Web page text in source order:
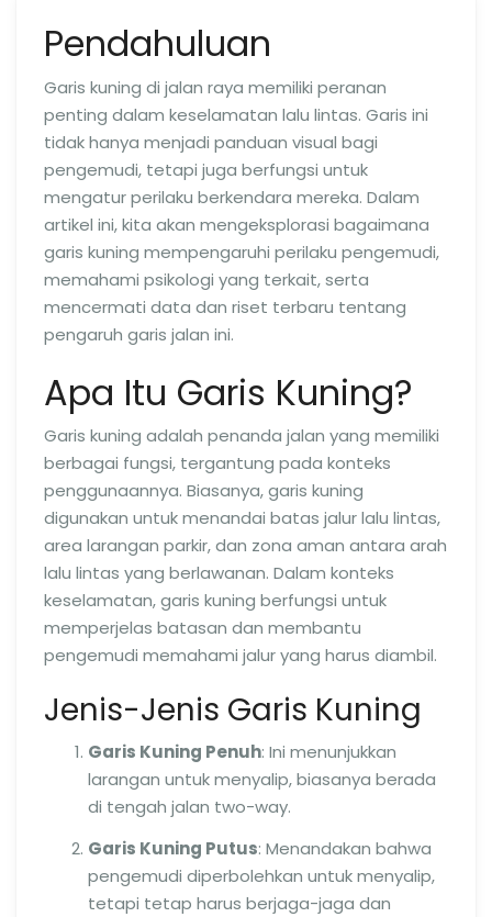
Pendahuluan
Garis kuning di jalan raya memiliki peranan
penting dalam keselamatan lalu lintas. Garis ini
tidak hanya menjadi panduan visual bagi
pengemudi, tetapi juga berfungsi untuk
mengatur perilaku berkendara mereka. Dalam
artikel ini, kita akan mengeksplorasi bagaimana
garis kuning mempengaruhi perilaku pengemudi,
memahami psikologi yang terkait, serta
mencermati data dan riset terbaru tentang
pengaruh garis jalan ini.
Apa Itu Garis Kuning?
Garis kuning adalah penanda jalan yang memiliki
berbagai fungsi, tergantung pada konteks
penggunaannya. Biasanya, garis kuning
digunakan untuk menandai batas jalur lalu lintas,
area larangan parkir, dan zona aman antara arah
lalu lintas yang berlawanan. Dalam konteks
keselamatan, garis kuning berfungsi untuk
memperjelas batasan dan membantu
pengemudi memahami jalur yang harus diambil.
Jenis-Jenis Garis Kuning
Garis Kuning Penuh: Ini menunjukkan
larangan untuk menyalip, biasanya berada
di tengah jalan two-way.
Garis Kuning Putus: Menandakan bahwa
pengemudi diperbolehkan untuk menyalip,
tetapi tetap harus berjaga-jaga dan